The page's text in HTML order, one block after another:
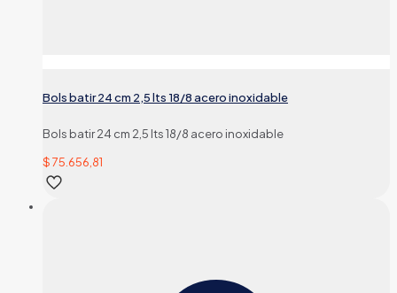
Bols batir 24 cm 2,5 lts 18/8 acero inoxidable
Bols batir 24 cm 2,5 lts 18/8 acero inoxidable
$75.656,81